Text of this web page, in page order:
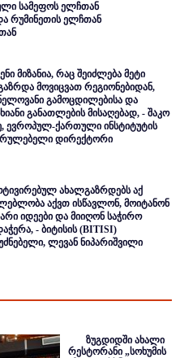
სამეფოს ელჩთან
რუმინეთის ელჩთან
მიზანია, რაც შეიძლება მეტი
მოვიცვათ რეგიონებიდან,
გამოცდილებისა და
განათლების მისაღებად, - შაკო
ევროპულ-ქართული ინსტიტუტის
დირექტორი
ახალგაზრდებს აქ
აქვთ ისწავლონ, მოიტანონ
იდეები და მიიღონ საჭირო
- ბიტისის (BITISI)
ლევან ნიპარიშვილი
ზუგდიდში ახალი
რესტორანი „სოხუმის